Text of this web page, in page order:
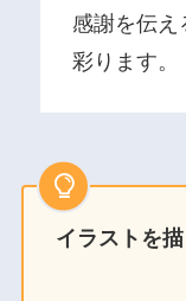
感謝を伝え
彩ります。
イラストを